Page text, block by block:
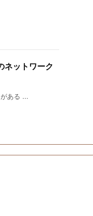
ットワーク
ある ...